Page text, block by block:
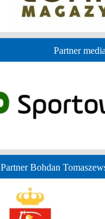
Partner
Partner Bohdan